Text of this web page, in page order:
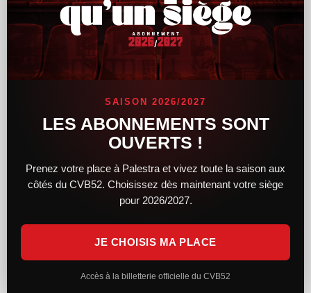
dénouement ce samedi !
Les Fanatics organisent un déplacement en bus pour cette
rencontre. Si vous êtes intéressés, prenez directement contact
avec le groupe de supporters.
Facebook X
J’aime ça :
SAISON 2026/2027
LES ABONNEMENTS SONT
OUVERTS !
Prenez votre place à Palestra et vivez toute la saison aux
côtés du CVB52. Choisissez dès maintenant votre siège
pour 2026/2027.
JE CHOISIS MA PLACE
Accès à la billetterie officielle du CVB52